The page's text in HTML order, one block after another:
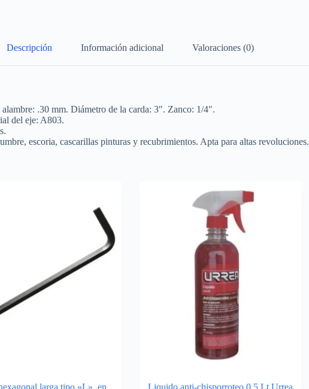
Descripción Información adicional Valoraciones (0)
.30 mm. Diámetro de la carda: 3″. Zanco: 1/4″.
del eje: A803.
escoria, cascarillas pinturas y recubrimientos. Apta para altas revoluciones.
larga tipo «L», en Liquido anti-chisporroteo 0.5 Lt Urrea